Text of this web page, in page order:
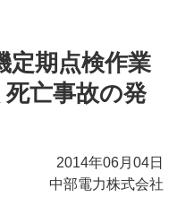
定期点検作業
亡事故の発
2014年06月04日
中部電力株式会社